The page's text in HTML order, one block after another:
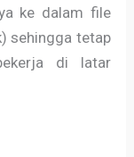
ke dalam file
sehingga tetap
di latar